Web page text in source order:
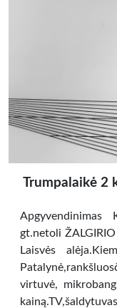
Trumpalaikė 2
Apgyvendinimas
gt.netoli
Laisvės
virtuvė,